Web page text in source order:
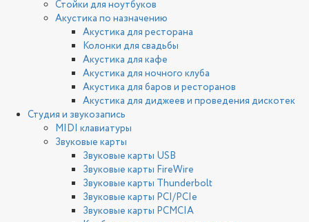
Стойки для ноутбуков
Акустика по назначению
Акустика для ресторана
Колонки для свадьбы
Акустика для кафе
Акустика для ночного клуба
Акустика для баров и ресторанов
Акустика для диджеев и проведения дискотек
Студия и звукозапись
MIDI клавиатуры
Звуковые карты
Звуковые карты USB
Звуковые карты FireWire
Звуковые карты Thunderbolt
Звуковые карты PCI/PCIe
Звуковые карты PCMCIA